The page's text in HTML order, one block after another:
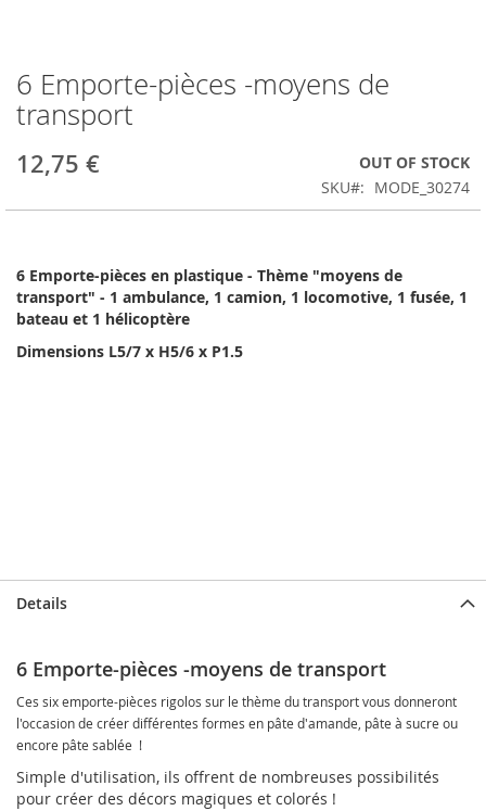
Skip
to
the
of
images
6 Emporte-pièces -moyens de
transport
12,75 €
OUT OF STOCK
SKU
MODE_30274
6 Emporte-pièces en plastique - Thème "moyens de
transport" - 1 ambulance, 1 camion, 1 locomotive, 1 fusée, 1
bateau et 1 hélicoptère
Dimensions L5/7 x H5/6 x P1.5
Details
6 Emporte-pièces -moyens de transport
Ces six emporte-pièces rigolos sur le thème du transport vous donneront
l'occasion de créer différentes formes en pâte d'amande, pâte à sucre ou
encore pâte sablée !
Simple d'utilisation, ils offrent de nombreuses possibilités
pour créer des décors magiques et colorés !